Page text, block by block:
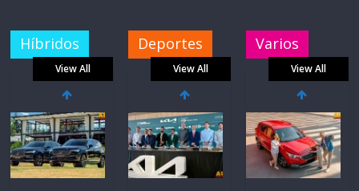
Híbridos
View All
Deportes
View All
Varios
View All